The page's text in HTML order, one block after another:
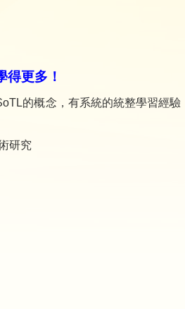
得更多！
的概念，有系統的統整學習經
研究